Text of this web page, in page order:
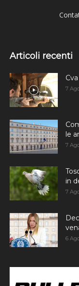
Articoli recenti
7
le
7
in
7
6